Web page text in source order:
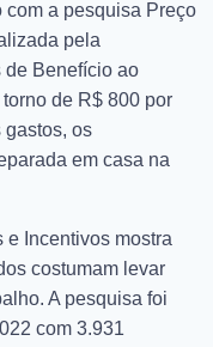
com a pesquisa Preço
pela
de Benefício ao
de R$ 800 por
gastos, os
em casa na
Incentivos mostra
​​costumam levar
A pesquisa foi
com 3.931